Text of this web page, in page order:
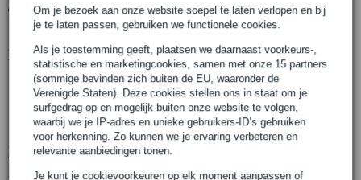
Om je bezoek aan onze website soepel te laten verlopen en bij
je te laten passen, gebruiken we functionele cookies.
Als je toestemming geeft, plaatsen we daarnaast voorkeurs-,
statistische en marketingcookies, samen met onze 15 partners
(sommige bevinden zich buiten de EU, waaronder de
Verenigde Staten). Deze cookies stellen ons in staat om je
surfgedrag op en mogelijk buiten onze website te volgen,
waarbij we je IP-adres en unieke gebruikers-ID’s gebruiken
voor herkenning. Zo kunnen we je ervaring verbeteren en
relevante aanbiedingen tonen.
Je kunt je cookievoorkeuren op elk moment aanpassen of
Gratis ophalen in de winkel
Productinformatie
aantal stuks: 6 (3 paar)
maat: Large
materiaal: PU-traagschuim
Bekijk alle productspecificaties